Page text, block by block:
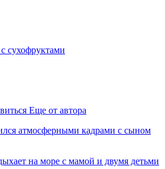
сухофруктами
Еще от автора
атмосферными кадрами с сыном
на море с мамой и двумя детьми